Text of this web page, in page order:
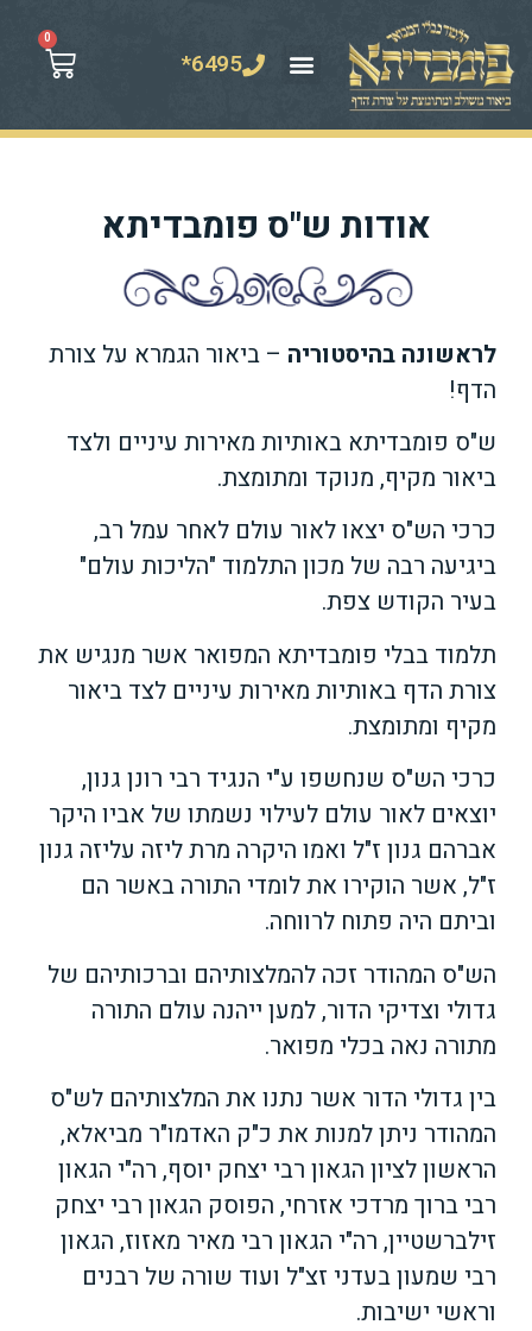
6495*
0
אודות ש"ס פומבדיתא
לראשונה בהיסטוריה – ביאור הגמרא על צורת
הדף!
ש"ס פומבדיתא באותיות מאירות עיניים ולצד
ביאור מקיף, מנוקד ומתומצת.
כרכי הש"ס יצאו לאור עולם לאחר עמל רב,
ביגיעה רבה של מכון התלמוד "הליכות עולם"
בעיר הקודש צפת.
תלמוד בבלי פומבדיתא המפואר אשר מנגיש את
צורת הדף באותיות מאירות עיניים לצד ביאור
מקיף ומתומצת.
כרכי הש"ס שנחשפו ע"י הנגיד רבי רונן גנון,
יוצאים לאור עולם לעילוי נשמתו של אביו היקר
אברהם גנון ז"ל ואמו היקרה מרת ליזה עליזה גנון
ז"ל, אשר הוקירו את לומדי התורה באשר הם
וביתם היה פתוח לרווחה.
הש"ס המהודר זכה להמלצותיהם וברכותיהם של
גדולי וצדיקי הדור, למען ייהנה עולם התורה
מתורה נאה בכלי מפואר.
בין גדולי הדור אשר נתנו את המלצותיהם לש"ס
המהודר ניתן למנות את כ"ק האדמו"ר מביאלא,
הראשון לציון הגאון רבי יצחק יוסף, רה"י הגאון
רבי ברוך מרדכי אזרחי, הפוסק הגאון רבי יצחק
זילברשטיין, רה"י הגאון רבי מאיר מאזוז, הגאון
רבי שמעון בעדני זצ"ל ועוד שורה של רבנים
וראשי ישיבות.